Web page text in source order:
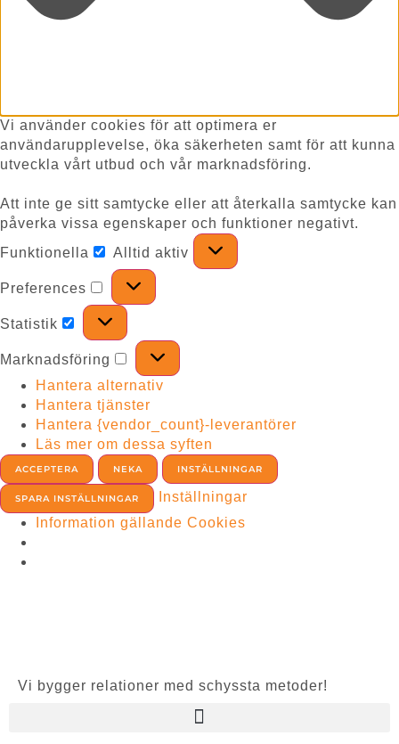
Vi använder cookies för att optimera er
användarupplevelse, öka säkerheten samt för att kunna
utveckla vårt utbud och vår marknadsföring.
Att inte ge sitt samtycke eller att återkalla samtycke kan
påverka vissa egenskaper och funktioner negativt.
Funktionella
Alltid aktiv
Preferences
Statistik
Marknadsföring
Hantera alternativ
Hantera tjänster
Hantera {vendor_count}-leverantörer
Läs mer om dessa syften
ACCEPTERA NEKA INSTÄLLNINGAR
SPARA INSTÄLLNINGAR
Inställningar
Information gällande Cookies
Vi bygger relationer med schyssta metoder!